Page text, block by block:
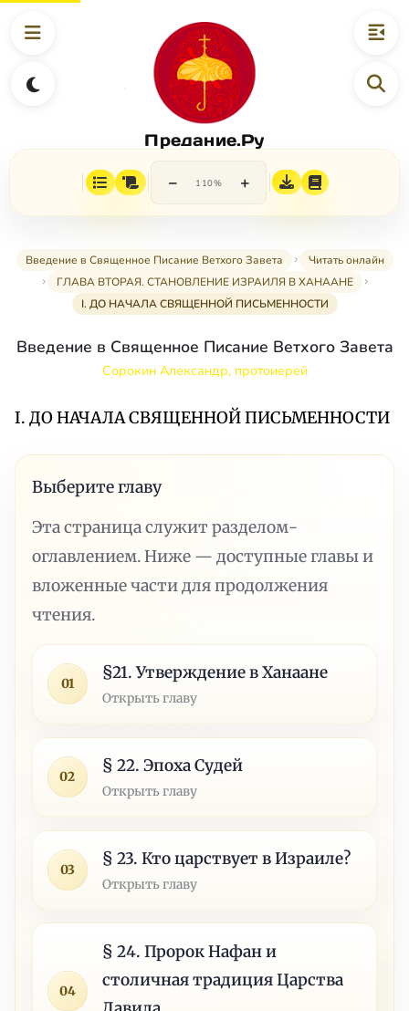
Предание.Ру
− 110% +
Введение в Священное Писание Ветхого Завета
Читать онлайн
ГЛАВА ВТОРАЯ. СТАНОВЛЕНИЕ ИЗРАИЛЯ В ХАНААНЕ
I. ДО НАЧАЛА СВЯЩЕННОЙ ПИСЬМЕННОСТИ
Введение в Священное Писание Ветхого Завета
Сорокин Александр, протоиерей
I. ДО НАЧАЛА СВЯЩЕННОЙ ПИСЬМЕННОСТИ
Выберите главу
Эта страница служит разделом-
оглавлением. Ниже — доступные главы и
вложенные части для продолжения
чтения.
01
§21. Утверждение в Ханаане
Открыть главу
02
§ 22. Эпоха Судей
Открыть главу
03
§ 23. Кто царствует в Израиле?
Открыть главу
04
§ 24. Пророк Нафан и
столичная традиция Царства